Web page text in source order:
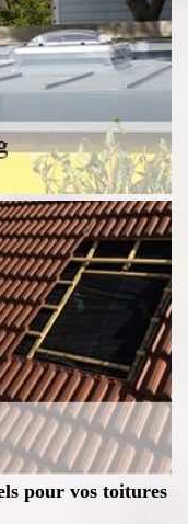
pour vos toitures